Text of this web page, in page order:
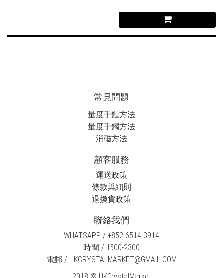
常見問題
量度手鏈方法
量度手鐲方法
消磁方法
顧客服務
運送政策
條款與細則
退換貨政策
聯絡我們
WHATSAPP / +852 6514 3914
時間 / 1500-2300
電郵 / HKCRYSTALMARKET@GMAIL.COM